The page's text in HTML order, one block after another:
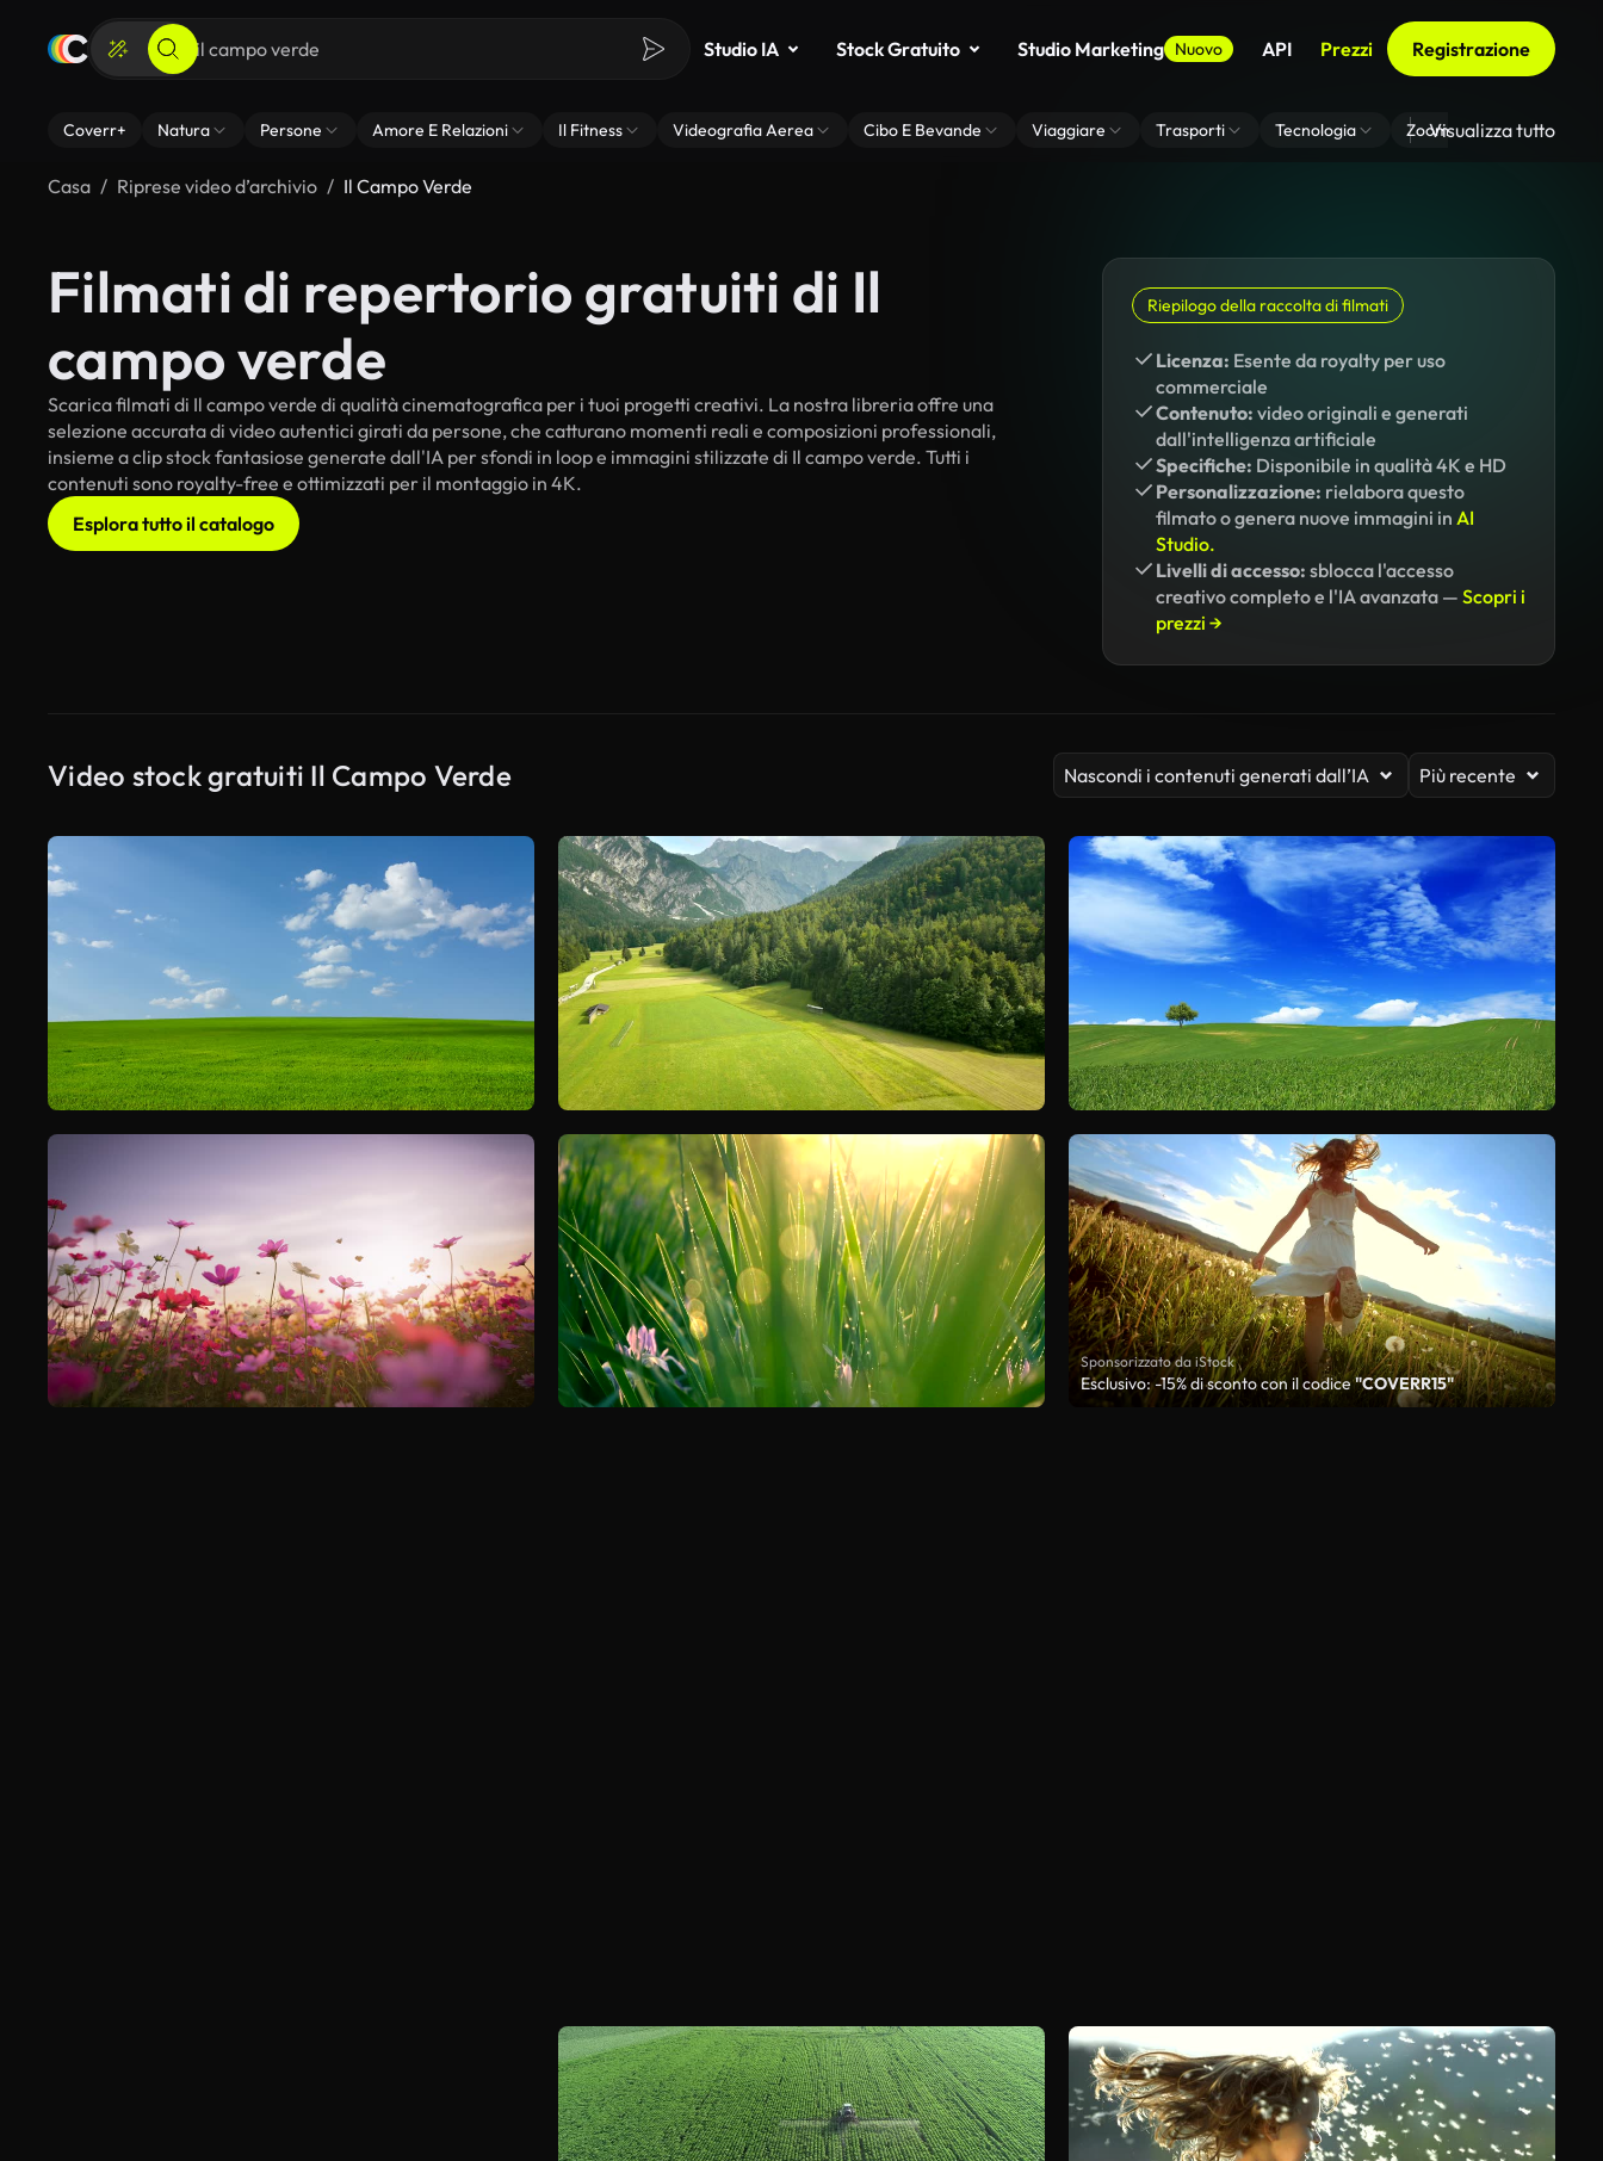
Studio IA Stock Gratuito Studio Marketing Nuovo API Prezzi Registrazione
Coverr+ Natura Persone Amore E Relazioni Il Fitness Videografia Aerea Cibo E Bevande Viaggiare Trasporti Tecnologia Zoom Di Sfondo Virtuale
Visualizza tutto
Casa Riprese video d’archivio Il Campo Verde
Filmati di repertorio gratuiti di Il
campo verde
Scarica filmati di Il campo verde di qualità cinematografica per i tuoi progetti creativi. La nostra libreria offre una
selezione accurata di video autentici girati da persone, che catturano momenti reali e composizioni professionali,
insieme a clip stock fantasiose generate dall'IA per sfondi in loop e immagini stilizzate di Il campo verde. Tutti i
contenuti sono royalty-free e ottimizzati per il montaggio in 4K.
Esplora tutto il catalogo
Riepilogo della raccolta di filmati
Licenza: Esente da royalty per uso
commerciale
Contenuto: video originali e generati
dall'intelligenza artificiale
Specifiche: Disponibile in qualità 4K e HD
Personalizzazione: rielabora questo
filmato o genera nuove immagini in AI
Studio.
Livelli di accesso: sblocca l'accesso
creativo completo e l'IA avanzata — Scopri i
prezzi →
Video stock gratuiti Il Campo Verde Nascondi i contenuti generati dall’IA Più recente
Sponsorizzato da iStock
Esclusivo: -15% di sconto con il codice"COVERR15"